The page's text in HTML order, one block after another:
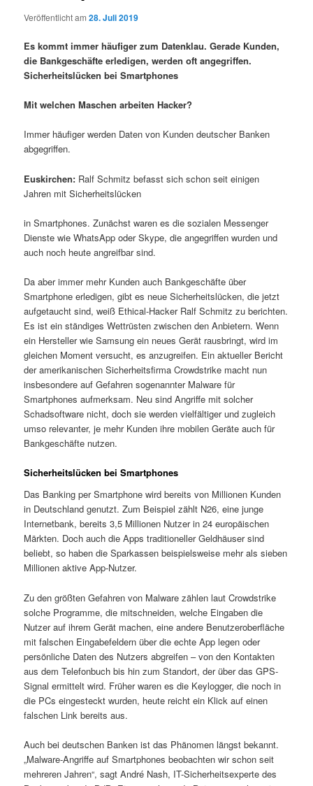
Veröffentlicht am28. Juli 2019
Es kommt immer häufiger zum Datenklau. Gerade Kunden,
die Bankgeschäfte erledigen, werden oft angegriffen.
Sicherheitslücken bei Smartphones
Mit welchen Maschen arbeiten Hacker?
Immer häufiger werden Daten von Kunden deutscher Banken
abgegriffen.
Euskirchen: Ralf Schmitz befasst sich schon seit einigen
Jahren mit Sicherheitslücken
in Smartphones. Zunächst waren es die sozialen Messenger
Dienste wie WhatsApp oder Skype, die angegriffen wurden und
auch noch heute angreifbar sind.
Da aber immer mehr Kunden auch Bankgeschäfte über
Smartphone erledigen, gibt es neue Sicherheitslücken, die jetzt
aufgetaucht sind, weiß Ethical-Hacker Ralf Schmitz zu berichten.
Es ist ein ständiges Wettrüsten zwischen den Anbietern. Wenn
ein Hersteller wie Samsung ein neues Gerät rausbringt, wird im
gleichen Moment versucht, es anzugreifen. Ein aktueller Bericht
der amerikanischen Sicherheitsfirma Crowdstrike macht nun
insbesondere auf Gefahren sogenannter Malware für
Smartphones aufmerksam. Neu sind Angriffe mit solcher
Schadsoftware nicht, doch sie werden vielfältiger und zugleich
umso relevanter, je mehr Kunden ihre mobilen Geräte auch für
Bankgeschäfte nutzen.
Sicherheitslücken bei Smartphones
Das Banking per Smartphone wird bereits von Millionen Kunden
in Deutschland genutzt. Zum Beispiel zählt N26, eine junge
Internetbank, bereits 3,5 Millionen Nutzer in 24 europäischen
Märkten. Doch auch die Apps traditioneller Geldhäuser sind
beliebt, so haben die Sparkassen beispielsweise mehr als sieben
Millionen aktive App-Nutzer.
Zu den größten Gefahren von Malware zählen laut Crowdstrike
solche Programme, die mitschneiden, welche Eingaben die
Nutzer auf ihrem Gerät machen, eine andere Benutzeroberfläche
mit falschen Eingabefeldern über die echte App legen oder
persönliche Daten des Nutzers abgreifen – von den Kontakten
aus dem Telefonbuch bis hin zum Standort, der über das GPS-
Signal ermittelt wird. Früher waren es die Keylogger, die noch in
die PCs eingesteckt wurden, heute reicht ein Klick auf einen
falschen Link bereits aus.
Auch bei deutschen Banken ist das Phänomen längst bekannt.
„Malware-Angriffe auf Smartphones beobachten wir schon seit
mehreren Jahren“, sagt André Nash, IT-Sicherheitsexperte des